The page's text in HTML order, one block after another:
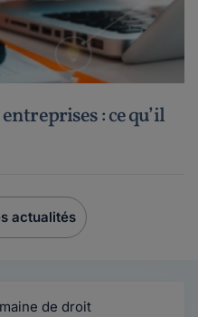
: ce qu’il
actualités
de droit